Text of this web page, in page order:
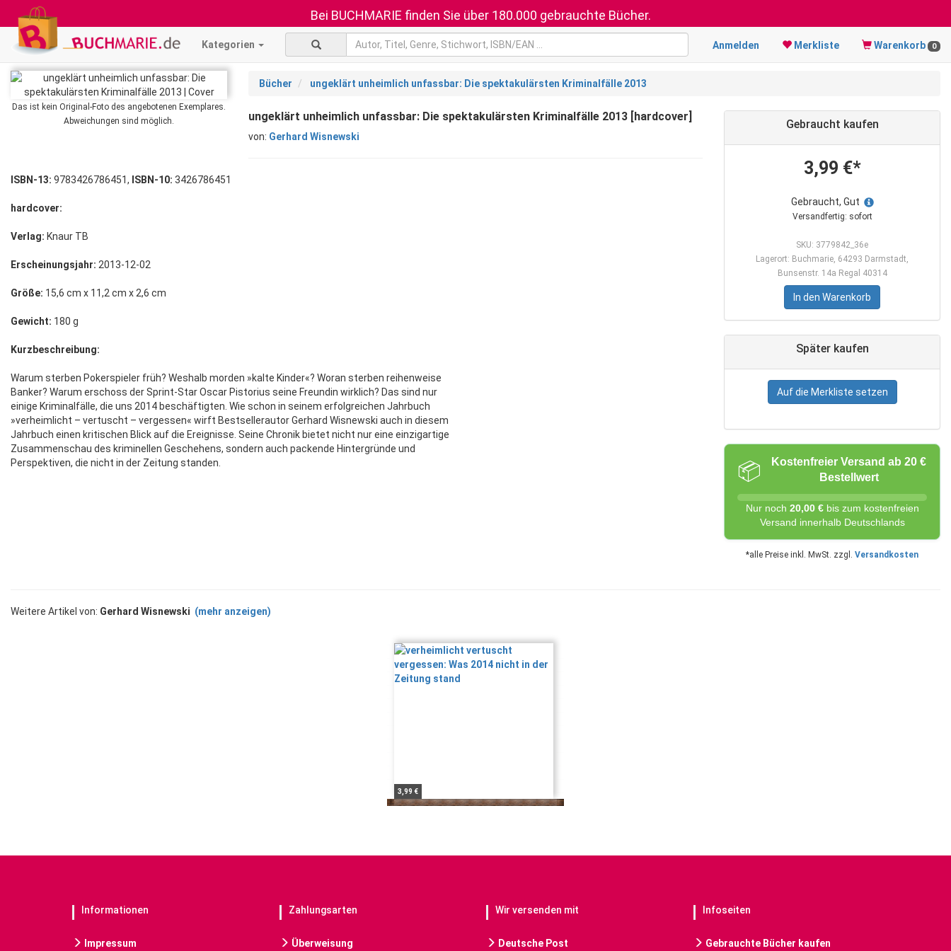
Bei BUCHMARIE finden Sie über 180.000 gebrauchte Bücher.
Kategorien Anmelden Merkliste Warenkorb 0
Das ist kein Original-Foto des angebotenen Exemplares.
Abweichungen sind möglich.
Bücher ungeklärt unheimlich unfassbar: Die spektakulärsten Kriminalfälle 2013
ungeklärt unheimlich unfassbar: Die spektakulärsten Kriminalfälle 2013 [hardcover]
von: Gerhard Wisnewski
Gebraucht kaufen
3,99 €*
Gebraucht, Gut
Versandfertig: sofort
SKU: 3779842_36e
Lagerort: Buchmarie, 64293 Darmstadt,
Bunsenstr. 14a Regal 40314
In den Warenkorb
Später kaufen
Auf die Merkliste setzen
📦
Kostenfreier Versand ab 20 €
Bestellwert
Nur noch 20,00 €bis zum kostenfreien
Versand innerhalb Deutschlands
*alle Preise inkl. MwSt. zzgl. Versandkosten
ISBN-13: 9783426786451, ISBN-10: 3426786451
hardcover:
Verlag: Knaur TB
Erscheinungsjahr: 2013-12-02
Größe: 15,6 cm x 11,2 cm x 2,6 cm
Gewicht: 180 g
Kurzbeschreibung:
Warum sterben Pokerspieler früh? Weshalb morden »kalte Kinder«? Woran sterben reihenweise
Banker? Warum erschoss der Sprint-Star Oscar Pistorius seine Freundin wirklich? Das sind nur
einige Kriminalfälle, die uns 2014 beschäftigten. Wie schon in seinem erfolgreichen Jahrbuch
»verheimlicht – vertuscht – vergessen« wirft Bestsellerautor Gerhard Wisnewski auch in diesem
Jahrbuch einen kritischen Blick auf die Ereignisse. Seine Chronik bietet nicht nur eine einzigartige
Zusammenschau des kriminellen Geschehens, sondern auch packende Hintergründe und
Perspektiven, die nicht in der Zeitung standen.
Weitere Artikel von: Gerhard Wisnewski (mehr anzeigen)
3,99 €
Informationen
Impressum
Zahlungsarten
Überweisung
Wir versenden mit
Deutsche Post
Infoseiten
Gebrauchte Bücher kaufen